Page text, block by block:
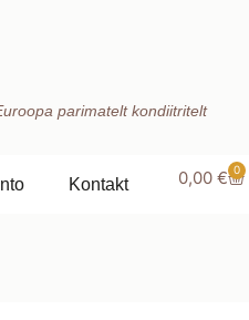
parimatelt kondiitritelt
Kontakt 0,00 € 0